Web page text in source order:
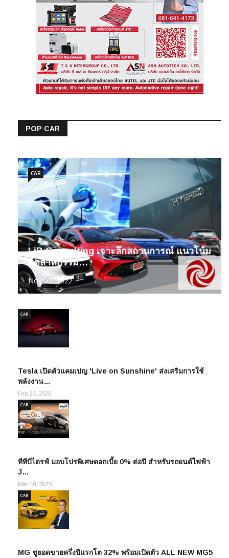
POP CAR
LiB Consulting เจาะลึกสถานการณ์ แนวโน้ม
อุตสาหกรรม…
Nov 02, 2022
CAR
Tesla เปิดตัวแคมเปญ 'Live on Sunshine' ส่งเสริมการใช้
พลังงาน…
CAR
Feb 27, 2025
ทีทีบีไดรฟ์ มอบโปรพิเศษดอกเบี้ย 0% ต่อปี สำหรับรถยนต์ไฟฟ้า
J…
CAR
Mar 10, 2025
MG ชูยอดขายครึ่งปีแรกโต 32% พร้อมเปิดตัว ALL NEW MG5
CAR